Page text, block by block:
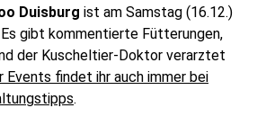
Duisburg ist am Samstag (16.12.)
gibt kommentierte Fütterungen,
der Kuscheltier-Doktor verarztet
Events findet ihr auch immer bei
.